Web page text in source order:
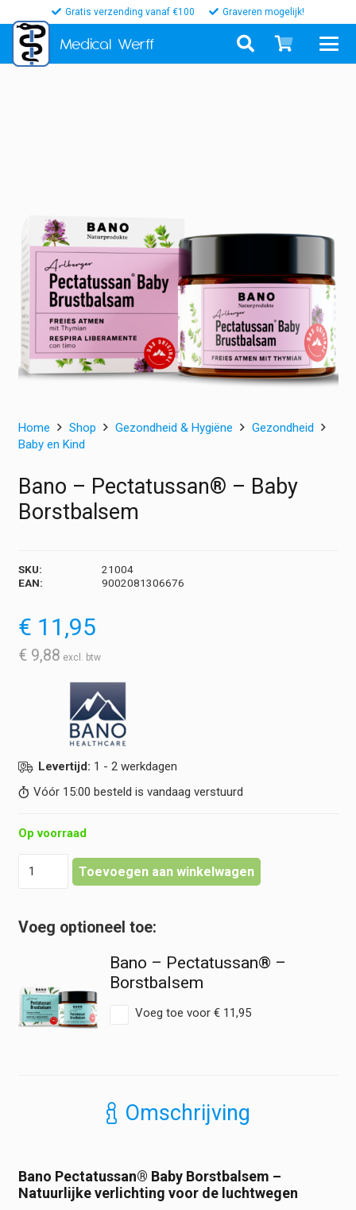
Gratis verzending vanaf €100 Graveren mogelijk!
Medical Werff
Home Shop Gezondheid & Hygiëne
Gezondheid
Baby en Kind
Bano – Pectatussan® – Baby
Borstbalsem
SKU:
21004
EAN:
9002081306676
€ 11,95
€ 9,88
Levertijd: 1 - 2 werkdagen
Vóór 15:00 besteld is vandaag verstuurd
Op voorraad
Baby
Toevoegen aan winkelwagen
Bano – Pectatussan® –
Borstbalsem
Voeg toe voor €11,95
Omschrijving
Bano Pectatussan® Baby Borstbalsem –
Natuurlijke verlichting voor de luchtwegen